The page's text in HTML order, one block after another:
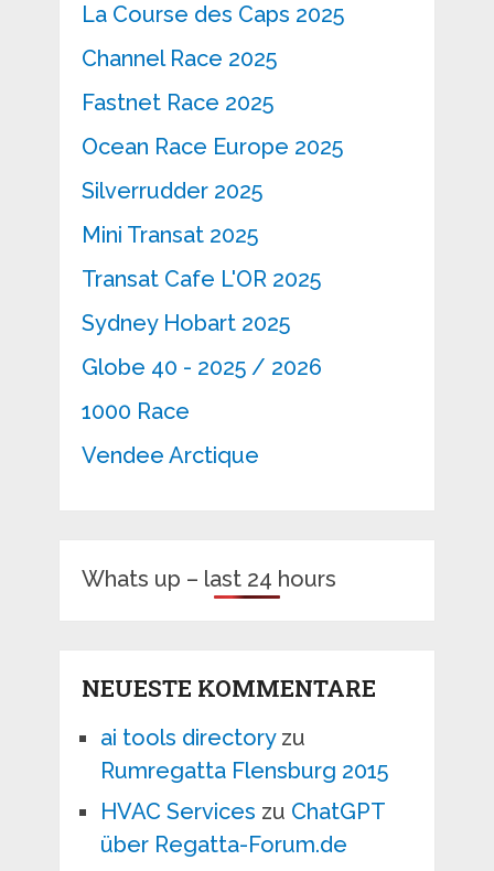
La Course des Caps 2025
Channel Race 2025
Fastnet Race 2025
Ocean Race Europe 2025
Silverrudder 2025
Mini Transat 2025
Transat Cafe L'OR 2025
Sydney Hobart 2025
Globe 40 - 2025 / 2026
1000 Race
Vendee Arctique
Whats up – last 24 hours
NEUESTE KOMMENTARE
ai tools directoryzu
Rumregatta Flensburg 2015
HVAC Services zu ChatGPT
über Regatta-Forum.de